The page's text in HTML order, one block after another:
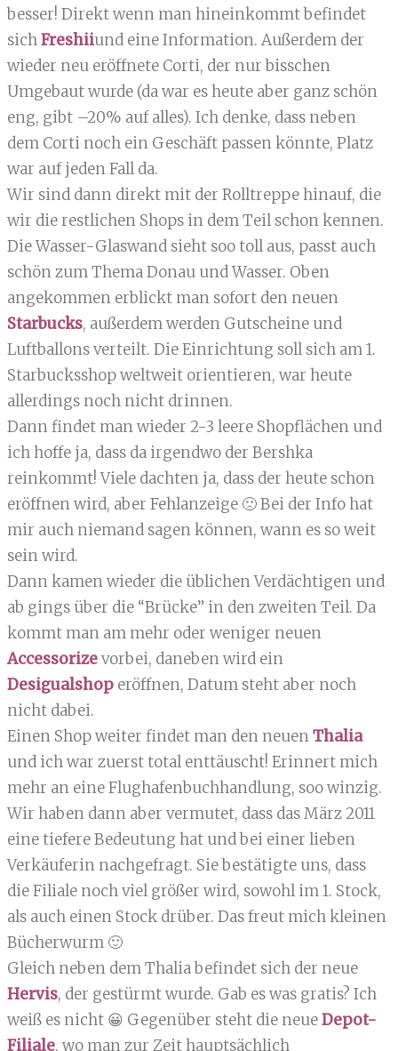
besser! Direkt wenn man hineinkommt befindet
sichFreshiiund eine Information. Außerdem der
wieder neu eröffnete Corti, der nur bisschen
Umgebaut wurde (da war es heute aber ganz schön
eng, gibt –20% auf alles). Ich denke, dass neben
dem Corti noch ein Geschäft passen könnte, Platz
war auf jeden Fall da.
Wir sind dann direkt mit der Rolltreppe hinauf, die
wir die restlichen Shops in dem Teil schon kennen.
Die Wasser-Glaswand sieht soo toll aus, passt auch
schön zum Thema Donau und Wasser. Oben
angekommen erblickt man sofort den neuen
Starbucks, außerdem werden Gutscheine und
Luftballons verteilt. Die Einrichtung soll sich am 1.
Starbucksshop weltweit orientieren, war heute
allerdings noch nicht drinnen.
Dann findet man wieder 2-3 leere Shopflächen und
ich hoffe ja, dass da irgendwo der Bershka
reinkommt! Viele dachten ja, dass der heute schon
eröffnen wird, aber Fehlanzeige 🙁 Bei der Info hat
mir auch niemand sagen können, wann es so weit
sein wird.
Dann kamen wieder die üblichen Verdächtigen und
ab gings über die “Brücke” in den zweiten Teil. Da
kommt man am mehr oder weniger neuen
Accessorizevorbei, daneben wird ein
Desigualshop eröffnen, Datum steht aber noch
nicht dabei.
Einen Shop weiter findet man den neuenThalia
und ich war zuerst total enttäuscht! Erinnert mich
mehr an eine Flughafenbuchhandlung, soo winzig.
Wir haben dann aber vermutet, dass das März 2011
eine tiefere Bedeutung hat und bei einer lieben
Verkäuferin nachgefragt. Sie bestätigte uns, dass
die Filiale noch viel größer wird, sowohl im 1. Stock,
als auch einen Stock drüber. Das freut mich kleinen
Bücherwurm 🙂
Gleich neben dem Thalia befindet sich der neue
Hervis, der gestürmt wurde. Gab es was gratis? Ich
weiß es nicht 😀 Gegenüber steht die neueDepot-
Filiale, wo man zur Zeit hauptsächlich